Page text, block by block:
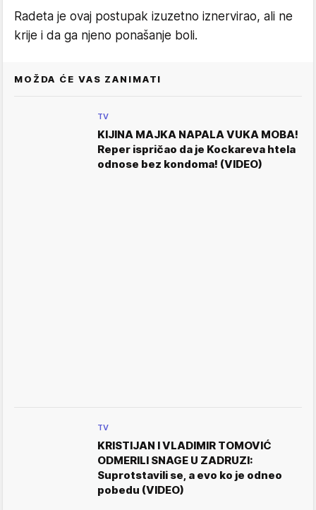
Radeta je ovaj postupak izuzetno iznervirao, ali ne
krije i da ga njeno ponašanje boli.
MOŽDA ĆE VAS ZANIMATI
TV
KIJINA MAJKA NAPALA VUKA MOBA!
Reper ispričao da je Kockareva htela
odnose bez kondoma! (VIDEO)
TV
KRISTIJAN I VLADIMIR TOMOVIĆ
ODMERILI SNAGE U ZADRUZI:
Suprotstavili se, a evo ko je odneo
pobedu (VIDEO)